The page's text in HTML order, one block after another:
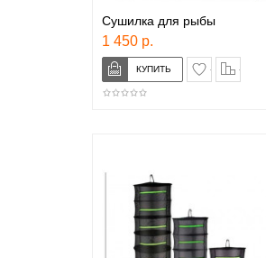
Сушилка для рыбы
1 450 р.
в закладки